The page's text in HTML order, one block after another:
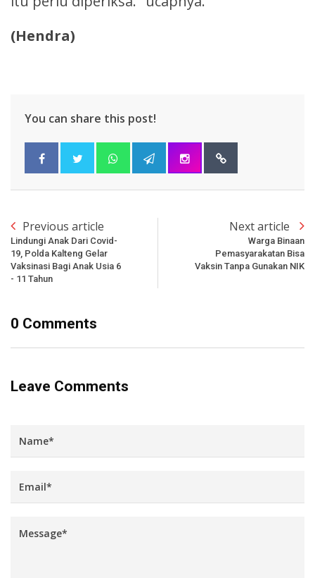
(Hendra)
You can share this post!
Previous article
Lindungi Anak Dari Covid-
19, Polda Kalteng Gelar
Vaksinasi Bagi Anak Usia 6
- 11 Tahun
Next article
Warga Binaan
Pemasyarakatan Bisa
Vaksin Tanpa Gunakan NIK
0 Comments
Leave Comments